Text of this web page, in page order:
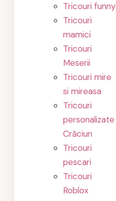
Tricouri funny
Tricouri
mamici
Tricouri
Meserii
Tricouri mire
si mireasa
Tricouri
personalizate
Crăciun
Tricouri
pescari
Tricouri
Roblox